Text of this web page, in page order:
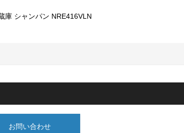
お問い合わせ